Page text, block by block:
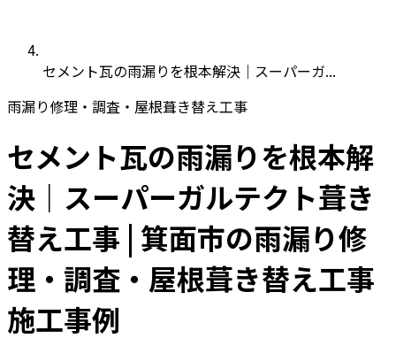
セメント瓦の雨漏りを根本解決｜スーパーガ...
雨漏り修理・調査・屋根葺き替え工事
セメント瓦の雨漏りを根本解
決｜スーパーガルテクト葺き
替え工事 | 箕面市の雨漏り修
理・調査・屋根葺き替え工事
施工事例